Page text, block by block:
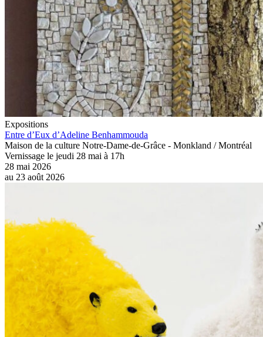
Expositions
Entre d’Eux d’Adeline Benhammouda
Maison de la culture Notre-Dame-de-Grâce - Monkland / Montréal
Vernissage le jeudi 28 mai à 17h
28 mai 2026
au 23 août 2026